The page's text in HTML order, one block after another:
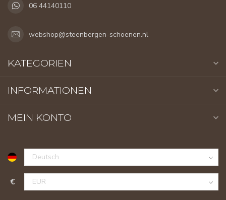
06 44140110
webshop@steenbergen-schoenen.nl
KATEGORIEN
INFORMATIONEN
MEIN KONTO
€